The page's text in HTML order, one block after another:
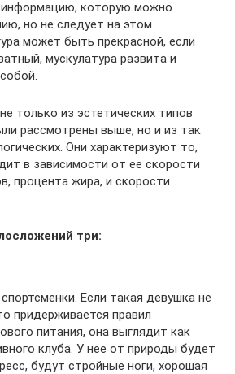
которую можно
но не следует на этом
может быть прекрасной, если
мускулатура развита и
только из эстетических типов
рассмотрены выше, но и из так
Они характеризуют то,
в зависимости от ее скорости
процента жира, и скорости
три:
Если такая девушка не
придерживается правил
питания, она выглядит как
клуба. У нее от природы будет
будут стройные ноги, хорошая